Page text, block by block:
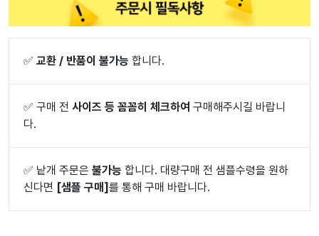
✅ 교환 / 반품이 불가능 합니다.
✅ 구매 전 사이즈 등 꼼꼼히 체크하여 구매해주시길 바랍니
다.
✅ 낱개 주문은 불가능 합니다. 대량구매 전 샘플수령을 원하
신다면 [샘플 구매]를 통해 구매 바랍니다.